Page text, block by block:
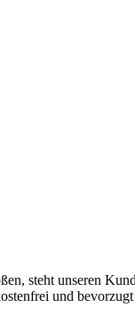
steht unseren
und bevorzugt